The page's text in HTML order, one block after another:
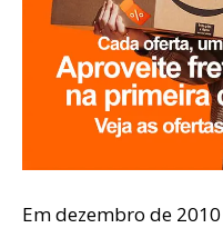
Em dezembro de